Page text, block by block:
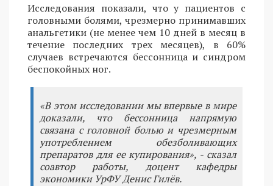
Исследования показали, что у пациентов с
головными болями, чрезмерно принимавших
анальгетики (не менее чем 10 дней в месяц в
течение последних трех месяцев), в 60%
случаев встречаются бессонница и синдром
беспокойных ног.
«В этом исследовании мы впервые в мире
доказали, что бессонница напрямую
связана с головной болью и чрезмерным
употреблением обезболивающих
препаратов для ее купирования», - сказал
соавтор работы, доцент кафедры
экономики УрФУ Денис Гилёв.